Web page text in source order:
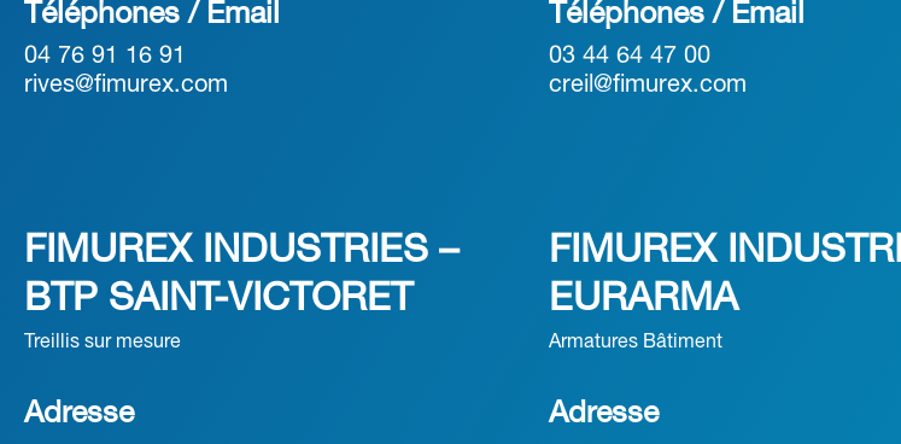
Téléphones / Email
04 76 91 16 91
rives@fimurex.com
Téléphones / Email
03 44 64 47 00
creil@fimurex.com
FIMUREX INDUSTRIES –
BTP SAINT-VICTORET
Treillis sur mesure
Adresse
FIMUREX
EURARMA
Armatures Bâtiment
Adresse